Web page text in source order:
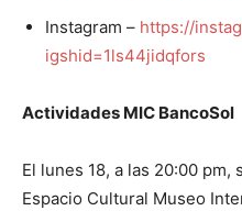
Instagram – https://
igshid=1ls44jidqfors
Actividades MIC BancoSol
El lunes 18, a las 20:00
Espacio Cultural Museo